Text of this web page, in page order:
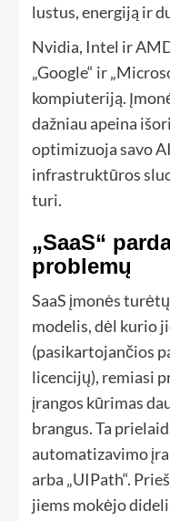
lustus, energiją ir
Nvidia, Intel ir
„Google“ ir
kompiuteriją.
dažniau apeina
optimizuoja savo
infrastruktūros
turi.
„SaaS“
problemų
SaaS įmonės
modelis, dėl kurio
(pasikartojančios
licencijų), remiasi
įrangos kūrimas
brangus. Ta
automatizavimo
arba „UIPath“.
jiems mokėjo